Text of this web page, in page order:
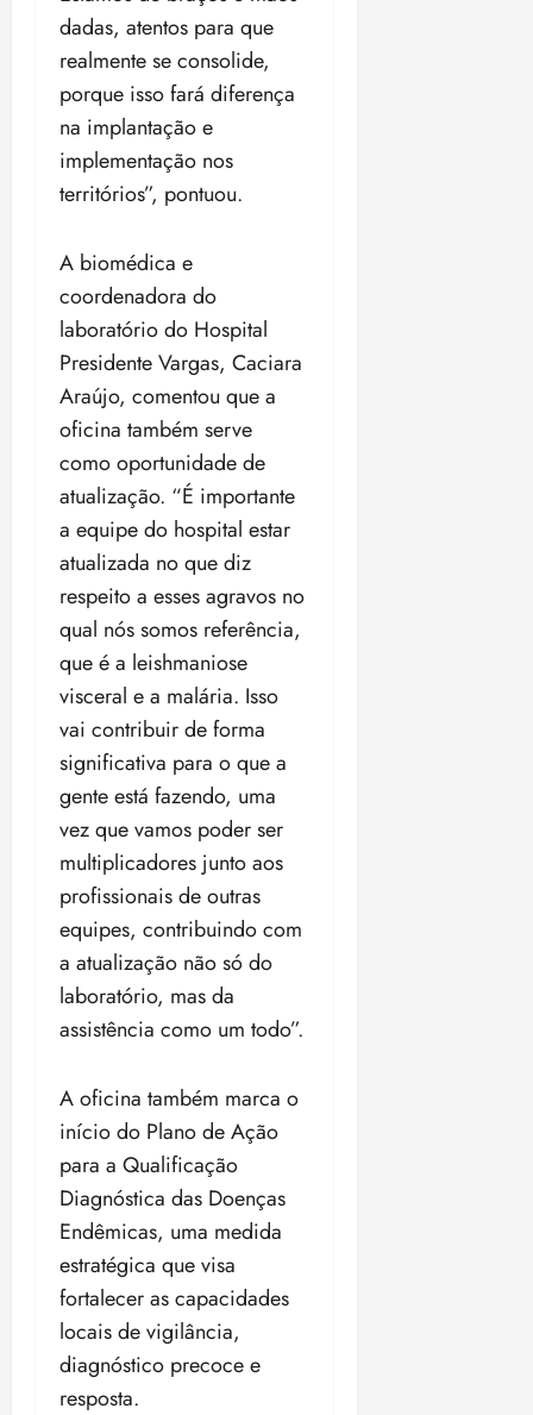
dadas, atentos para que
realmente se consolide,
porque isso fará diferença
na implantação e
implementação nos
territórios”, pontuou.
A biomédica e
coordenadora do
laboratório do Hospital
Presidente Vargas, Caciara
Araújo, comentou que a
oficina também serve
como oportunidade de
atualização. “É importante
a equipe do hospital estar
atualizada no que diz
respeito a esses agravos no
qual nós somos referência,
que é a leishmaniose
visceral e a malária. Isso
vai contribuir de forma
significativa para o que a
gente está fazendo, uma
vez que vamos poder ser
multiplicadores junto aos
profissionais de outras
equipes, contribuindo com
a atualização não só do
laboratório, mas da
assistência como um todo”.
A oficina também marca o
início do Plano de Ação
para a Qualificação
Diagnóstica das Doenças
Endêmicas, uma medida
estratégica que visa
fortalecer as capacidades
locais de vigilância,
diagnóstico precoce e
resposta.